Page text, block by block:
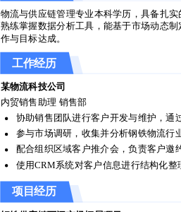
物流与供应链管理专业本科学历，具备扎
熟练掌握数据分析工具，能基于市场动态
作与目标达成。
工作经历
某物流科技公司
内贸销售助理 销售部
协助销售团队进行客户开发与维护，通
参与市场调研，收集并分析钢铁物流行
配合组织区域客户推介会，负责客户邀
使用CRM系统对客户信息进行结构化整
项目经历
个人总结
物流与供应链管理专业本科学历，具备扎
熟练掌握数据分析工具，能基于市场动态
作与目标达成。
工作经历
某物流科技公司
内贸销售助理 销售部
协助销售团队进行客户开发与维护，通
参与市场调研，收集并分析钢铁物流行
配合组织区域客户推介会，负责客户邀